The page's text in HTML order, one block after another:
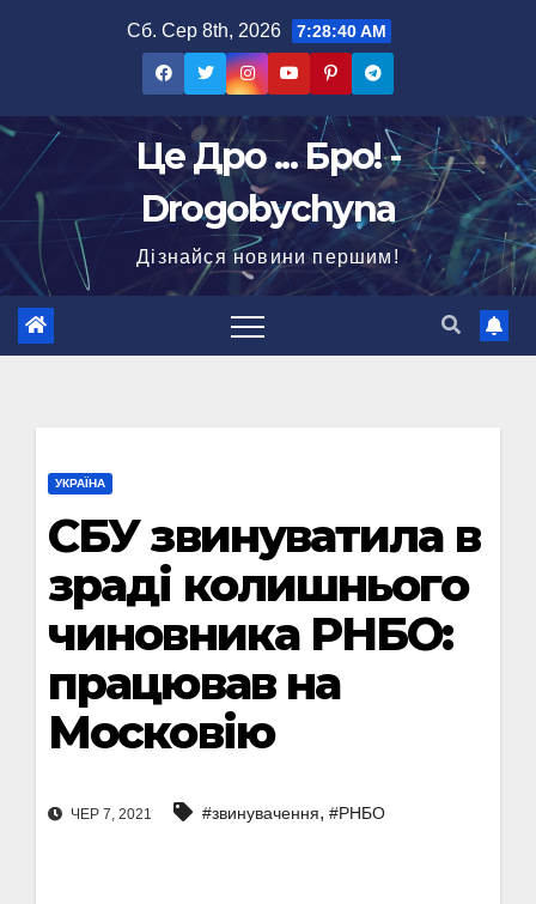
Сб. Сер 8th, 2026 7:28:40 AM
Це Дро ... Бро! -
Drogobychyna
Дізнайся новини першим!
УКРАЇНА
СБУ звинуватила в
зраді колишнього
чиновника РНБО:
працював на
Московію
ЧЕР 7, 2021 #звинувачення, #РНБО